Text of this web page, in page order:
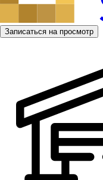
Записаться на просмотр